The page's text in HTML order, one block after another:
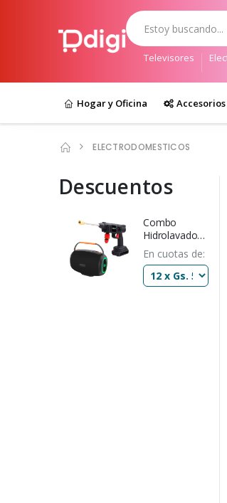
Televisores
Hogar y Oficina Accesorios
ELECTRODOMESTICOS
Descuentos
Combo
Hidrolavadora
de
Inalámbrica
Nappo NHH-
147 +
En cuotas de: